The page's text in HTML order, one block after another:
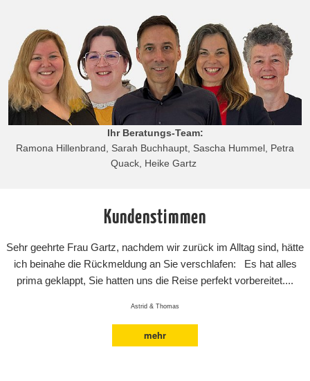
Ihr Beratungs-Team:
Ramona Hillenbrand, Sarah Buchhaupt, Sascha Hummel, Petra
Quack, Heike Gartz
Kundenstimmen
Sehr geehrte Frau Gartz, nachdem wir zurück im Alltag sind, hätte
ich beinahe die Rückmeldung an Sie verschlafen: Es hat alles
prima geklappt, Sie hatten uns die Reise perfekt vorbereitet....
Astrid & Thomas
mehr